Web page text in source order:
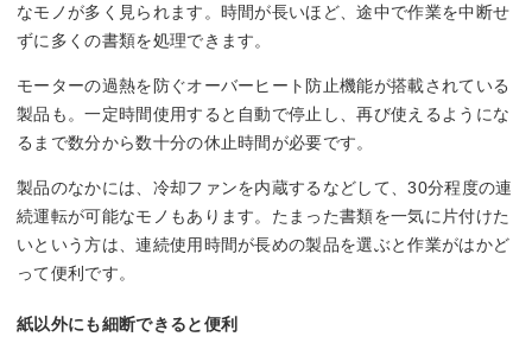
なモノが多く見られます。時間が長いほど、途中で作業を中断せ
ずに多くの書類を処理できます。
モーターの過熱を防ぐオーバーヒート防止機能が搭載されている
製品も。一定時間使用すると自動で停止し、再び使えるようにな
るまで数分から数十分の休止時間が必要です。
製品のなかには、冷却ファンを内蔵するなどして、30分程度の連
続運転が可能なモノもあります。たまった書類を一気に片付けた
いという方は、連続使用時間が長めの製品を選ぶと作業がはかど
って便利です。
紙以外にも細断できると便利